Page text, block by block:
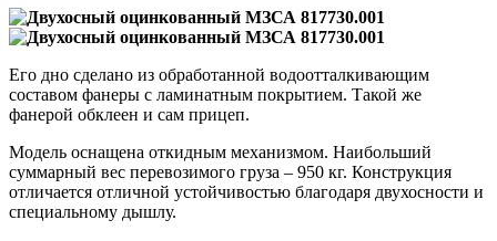
Его дно сделано из обработанной водоотталкивающим
составом фанеры с ламинатным покрытием. Такой же
фанерой обклеен и сам прицеп.
Модель оснащена откидным механизмом. Наибольший
суммарный вес перевозимого груза – 950 кг. Конструкция
отличается отличной устойчивостью благодаря двухосности и
специальному дышлу.